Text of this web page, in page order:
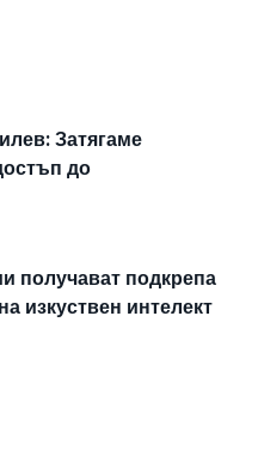
Затягаме
до
получават подкрепа
изкуствен интелект